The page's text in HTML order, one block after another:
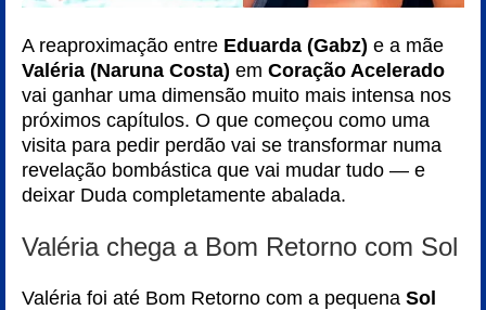
A reaproximação entre Eduarda (Gabz) e a mãe
Valéria (Naruna Costa) em Coração Acelerado
vai ganhar uma dimensão muito mais intensa nos
próximos capítulos. O que começou como uma
visita para pedir perdão vai se transformar numa
revelação bombástica que vai mudar tudo — e
deixar Duda completamente abalada.
Valéria chega a Bom Retorno com Sol
Valéria foi até Bom Retorno com a pequena Sol